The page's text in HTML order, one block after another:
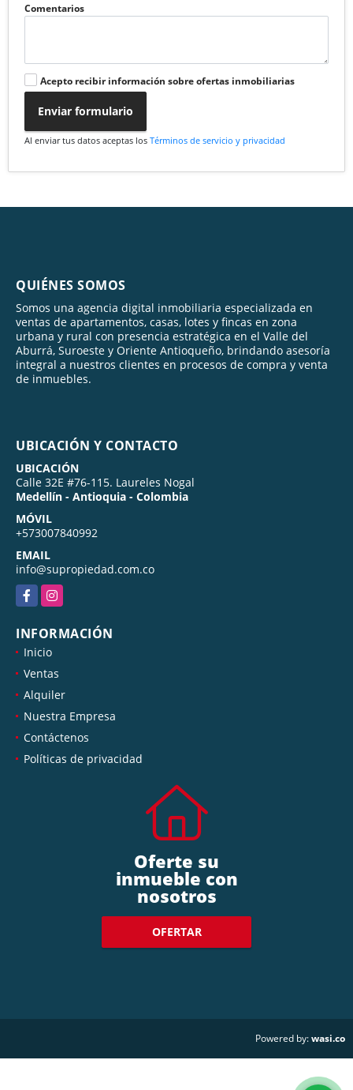
Comentarios
Acepto recibir información sobre ofertas inmobiliarias
Enviar formulario
Al enviar tus datos aceptas los Términos de servicio y privacidad
QUIÉNES SOMOS
Somos una agencia digital inmobiliaria especializada en
ventas de apartamentos, casas, lotes y fincas en zona
urbana y rural con presencia estratégica en el Valle del
Aburrá, Suroeste y Oriente Antioqueño, brindando asesoría
integral a nuestros clientes en procesos de compra y venta
de inmuebles.
UBICACIÓN Y CONTACTO
UBICACIÓN
Calle 32E #76-115. Laureles Nogal
Medellín - Antioquia - Colombia
MÓVIL
+573007840992
EMAIL
info@supropiedad.com.co
FacebookInstagram
INFORMACIÓN
Inicio
Ventas
Alquiler
Nuestra Empresa
Contáctenos
Políticas de privacidad
Oferte su
inmueble con
nosotros
OFERTAR
Powered by:wasi.co